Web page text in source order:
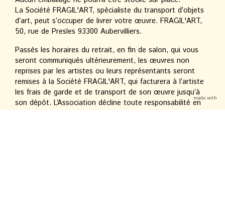
La Société FRAGIL'ART, spécialiste du transport d’objets
d’art, peut s’occuper de livrer votre œuvre. FRAGIL'ART,
50, rue de Presles 93300 Aubervilliers.
Passés les horaires du retrait, en fin de salon, qui vous
seront communiqués ultérieurement, les œuvres non
reprises par les artistes ou leurs représentants seront
remises à la Société FRAGIL'ART, qui facturera à l’artiste
les frais de garde et de transport de son œuvre jusqu’à
son dépôt. L’Association décline toute responsabilité en
cas de non observation de ces conditions générales.
made with